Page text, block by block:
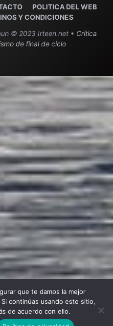
POLITICA DEL WEB
Y CONDICIONES
© 2023 Irteen.net • Crítica
de final de ciclo
que te damos la mejor
continúas usando este sitio,
de acuerdo con ello.